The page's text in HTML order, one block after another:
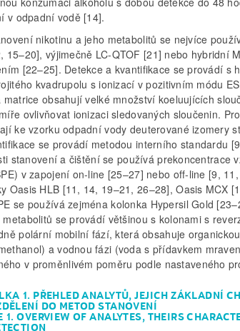
v odpadní vodě [14].
nikotinu a jeho metabolitů se nejvíce
15–20], výjimečně LC-QTOF [21] nebo hybridní
[22–25]. Detekce a kvantifikace se provádí s
kvadrupolu s ionizací v pozitivním módu
matrice obsahují velké množství koeluujících
ovlivňovat ionizaci sledovaných sloučenin.
ke vzorku odpadní vody deuterované izomery
se provádí metodou interního standardu
stanovení a čištění se používá prekoncentrace
v zapojení on-line [25–27] nebo off-line [9,
Oasis HLB [11, 14, 19–21, 26–28], Oasis MCX
se používá zejména kolonka Hypersil Gold
metabolitů se provádí většinou s kolonami s
polární mobilní fází, která obsahuje
a vodnou fázi (voda s přídavkem
v proměnlivém poměru podle nastaveného
1. PŘEHLED ANALYTŮ, JEJICH ZÁKLADNÍ
DO METOD STANOVENÍ
1. OVERVIEW OF ANALYTES, THEIRS